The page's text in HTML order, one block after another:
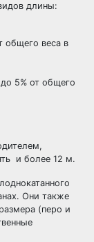
длины:
общего веса в
5% от общего
и более 12 м.
Они также
(перо и